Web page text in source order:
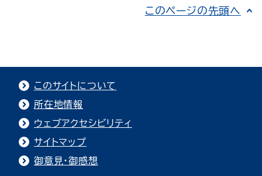
このページの先頭へ
このサイトについて
所在地情報
ウェブアクセシビリティ
サイトマップ
御意見・御感想